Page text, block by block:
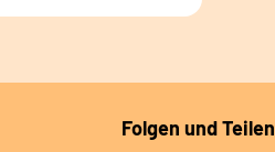
Folgen und Teilen